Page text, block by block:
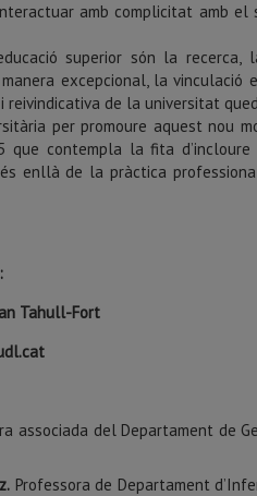
amb complicitat amb
superior són la recerca,
excepcional, la vinculació
reivindicativa de la universitat
per promoure aquest nou
que contempla la fita
enllà de la pràctica
Tahull-Fort
associada del Departament de
Professora de Departament